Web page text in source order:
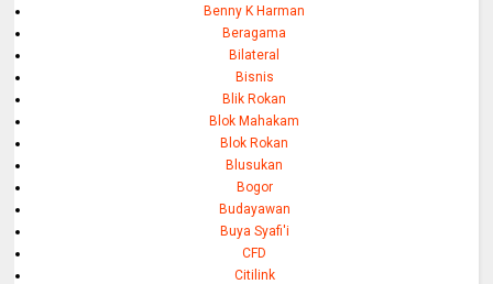
Benny K Harman
Beragama
Bilateral
Bisnis
Blik Rokan
Blok Mahakam
Blok Rokan
Blusukan
Bogor
Budayawan
Buya Syafi'i
CFD
Citilink